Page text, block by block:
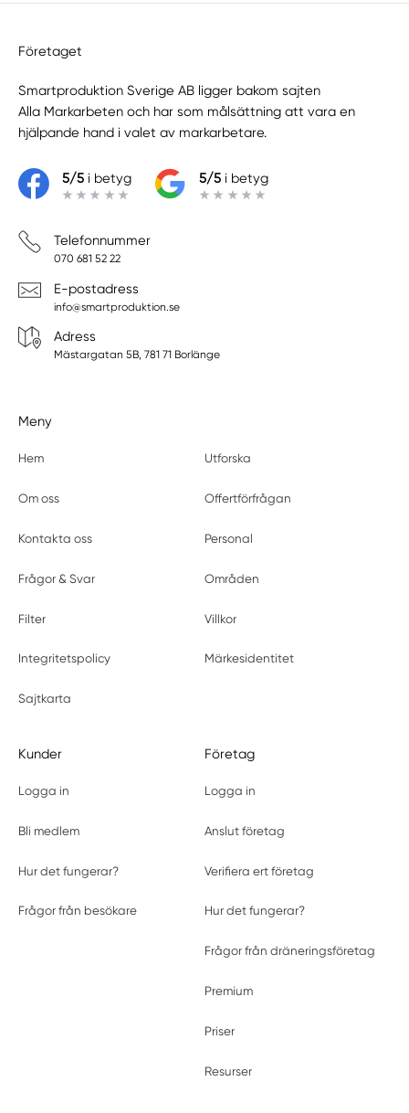
Företaget
Smartproduktion Sverige AB ligger bakom sajten
Alla Markarbeten och har som målsättning att vara en
hjälpande hand i valet av markarbetare.
5/5i betyg 5/5i betyg
Telefonnummer
070 681 52 22
E-postadress
info@smartproduktion.se
Adress
Mästargatan 5B, 781 71 Borlänge
Meny
Hem Utforska
Om oss Offertförfrågan
Kontakta oss Personal
Frågor & Svar Områden
Filter Villkor
Integritetspolicy Märkesidentitet
Sajtkarta
Kunder
Logga in
Bli medlem
Hur det fungerar?
Frågor från besökare
Företag
Logga in
Anslut företag
Verifiera ert företag
Hur det fungerar?
Frågor från dräneringsföretag
Premium
Priser
Resurser